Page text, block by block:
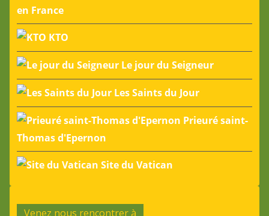
en France
KTO
Le jour du Seigneur
Les Saints du Jour
Prieuré saint-
Thomas d'Epernon
Site du Vatican
Venez nous rencontrer à